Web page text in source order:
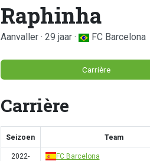
Raphinha
Aanvaller · 29 jaar · FC Barcelona
Carrière
Carrière
Seizoen Team
2022- FC Barcelona